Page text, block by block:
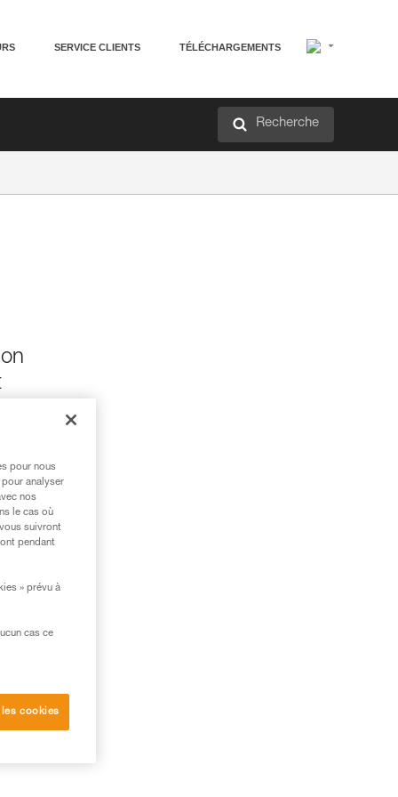
SERVICE CLIENTS TÉLÉCHARGEMENTS
Recherche
pour nous
analyser
nos
le cas où
suivront
pendant
» prévu à
cas ce
cookies